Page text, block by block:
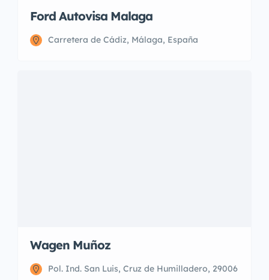
Ford Autovisa Malaga
Carretera de Cádiz, Málaga, España
Wagen Muñoz
Pol. Ind. San Luis, Cruz de Humilladero, 29006